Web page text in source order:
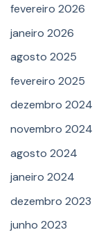
fevereiro 2026
janeiro 2026
agosto 2025
fevereiro 2025
dezembro 2024
novembro 2024
agosto 2024
janeiro 2024
dezembro 2023
junho 2023